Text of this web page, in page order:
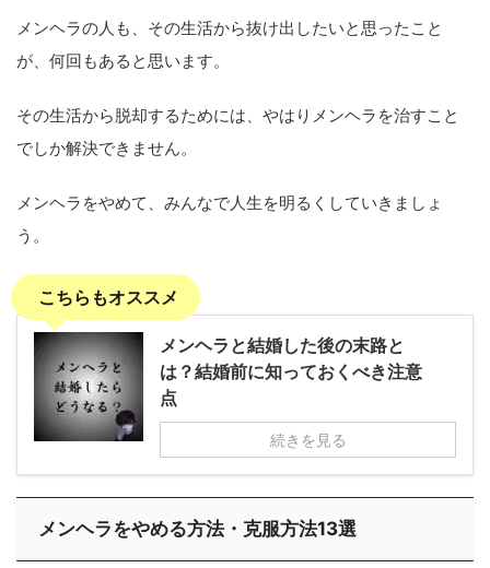
メンヘラの人も、その生活から抜け出したいと思ったこと
が、何回もあると思います。
その生活から脱却するためには、やはりメンヘラを治すこと
でしか解決できません。
メンヘラをやめて、みんなで人生を明るくしていきましょ
う。
こちらもオススメ
メンヘラと結婚した後の末路と
は？結婚前に知っておくべき注意
点
続きを見る
メンヘラをやめる方法・克服方法13選